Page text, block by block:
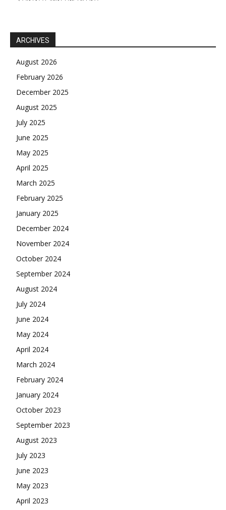
ARCHIVES
August 2026
February 2026
December 2025
August 2025
July 2025
June 2025
May 2025
April 2025
March 2025
February 2025
January 2025
December 2024
November 2024
October 2024
September 2024
August 2024
July 2024
June 2024
May 2024
April 2024
March 2024
February 2024
January 2024
October 2023
September 2023
August 2023
July 2023
June 2023
May 2023
April 2023